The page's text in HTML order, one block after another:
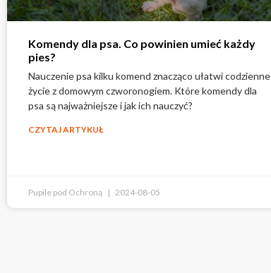
Komendy dla psa. Co powinien umieć każdy
pies?
Nauczenie psa kilku komend znacząco ułatwi codzienne
życie z domowym czworonogiem. Które komendy dla
psa są najważniejsze i jak ich nauczyć?
CZYTAJ ARTYKUŁ
Pupile pod Ochroną 2024-08-05